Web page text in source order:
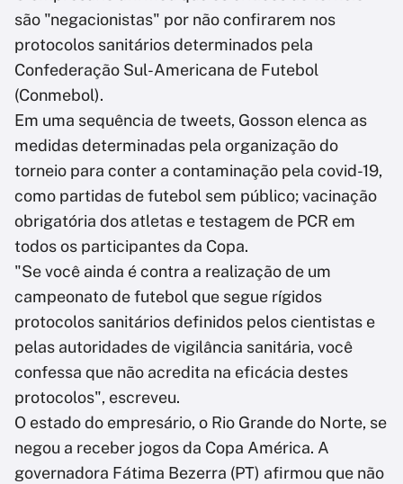
são "negacionistas" por não confirarem nos
protocolos sanitários determinados pela
Confederação Sul-Americana de Futebol
(Conmebol).
Em uma sequência de tweets, Gosson elenca as
medidas determinadas pela organização do
torneio para conter a contaminação pela covid-19,
como partidas de futebol sem público; vacinação
obrigatória dos atletas e testagem de PCR em
todos os participantes da Copa.
"Se você ainda é contra a realização de um
campeonato de futebol que segue rígidos
protocolos sanitários definidos pelos cientistas e
pelas autoridades de vigilância sanitária, você
confessa que não acredita na eficácia destes
protocolos", escreveu.
O estado do empresário, o Rio Grande do Norte, se
negou a receber jogos da Copa América. A
governadora Fátima Bezerra (PT) afirmou que não